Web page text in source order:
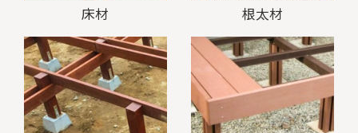
床材 根太材